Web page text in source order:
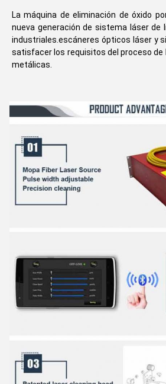
La máquina de eliminación de óxido
nueva generación de sistema láser de
industriales.escáneres ópticos láser y
satisfacer los requisitos del proceso de
metálicas.